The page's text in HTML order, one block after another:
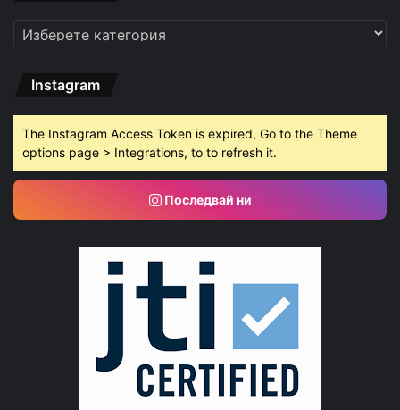
Категории
Instagram
The Instagram Access Token is expired, Go to the Theme
options page > Integrations, to to refresh it.
Последвай ни